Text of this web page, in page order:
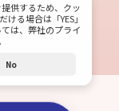
reserved.
供するため、クッ
る場合は「YES」
は、弊社のプライ
No